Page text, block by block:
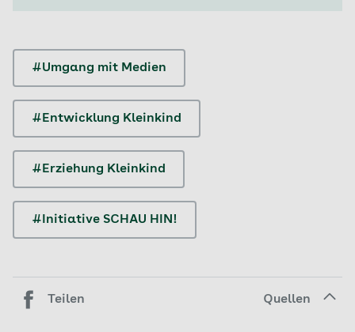
#Umgang mit Medien
#Entwicklung Kleinkind
#Erziehung Kleinkind
#Initiative SCHAU HIN!
Teilen Quellen